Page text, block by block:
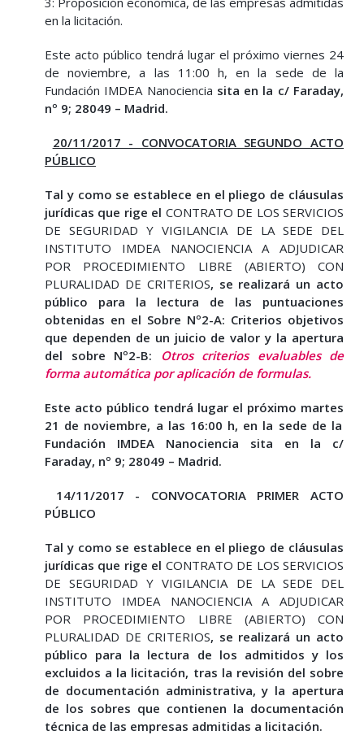
en la licitación.
Este acto público tendrá lugar el próximo viernes 24
de noviembre, a las 11:00 h, en la sede de la
Fundación IMDEA Nanociencia sita en la c/ Faraday,
nº 9; 28049 – Madrid.
20/11/2017 - CONVOCATORIA SEGUNDO ACTO
PÚBLICO
Tal y como se establece en el pliego de cláusulas
jurídicas que rige el CONTRATO DE LOS SERVICIOS
DE SEGURIDAD Y VIGILANCIA DE LA SEDE DEL
INSTITUTO IMDEA NANOCIENCIA A ADJUDICAR
POR PROCEDIMIENTO LIBRE (ABIERTO) CON
PLURALIDAD DE CRITERIOS, se realizará un acto
público para la lectura de las puntuaciones
obtenidas en el Sobre Nº2-A: Criterios objetivos
que dependen de un juicio de valor y la apertura
del sobre Nº2-B:
Otros criterios evaluables de
forma automática por aplicación de formulas.
Este acto público tendrá lugar el próximo martes
21 de noviembre, a las 16:00 h, en la sede de la
Fundación IMDEA Nanociencia sita en la c/
Faraday, nº 9; 28049 – Madrid.
14/11/2017 - CONVOCATORIA PRIMER ACTO
PÚBLICO
Tal y como se establece en el pliego de cláusulas
jurídicas que rige el CONTRATO DE LOS SERVICIOS
DE SEGURIDAD Y VIGILANCIA DE LA SEDE DEL
INSTITUTO IMDEA NANOCIENCIA A ADJUDICAR
POR PROCEDIMIENTO LIBRE (ABIERTO) CON
PLURALIDAD DE CRITERIOS, se realizará un acto
público para la lectura de los admitidos y los
excluidos a la licitación, tras la revisión del sobre
de documentación administrativa, y la apertura
de los sobres que contienen la documentación
técnica de las empresas admitidas a licitación.